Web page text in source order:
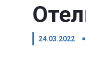
24.03.2022